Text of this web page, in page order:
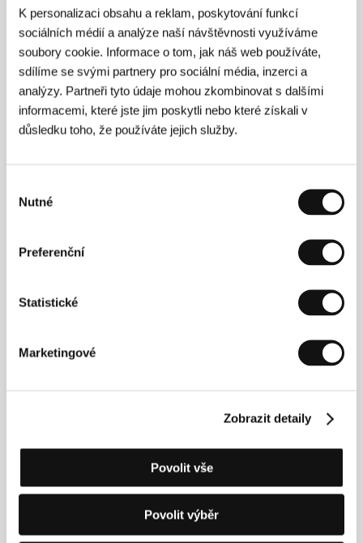
K personalizaci obsahu a reklam, poskytování funkcí
sociálních médií a analýze naší návštěvnosti využíváme
soubory cookie. Informace o tom, jak náš web používáte,
sdílíme se svými partnery pro sociální média, inzerci a
analýzy. Partneři tyto údaje mohou zkombinovat s dalšími
informacemi, které jste jim poskytli nebo které získali v
důsledku toho, že používáte jejich služby.
souhlasu
Nutné
Preferenční
Statistické
Marketingové
Zobrazit detaily
Povolit vše
Povolit výběr